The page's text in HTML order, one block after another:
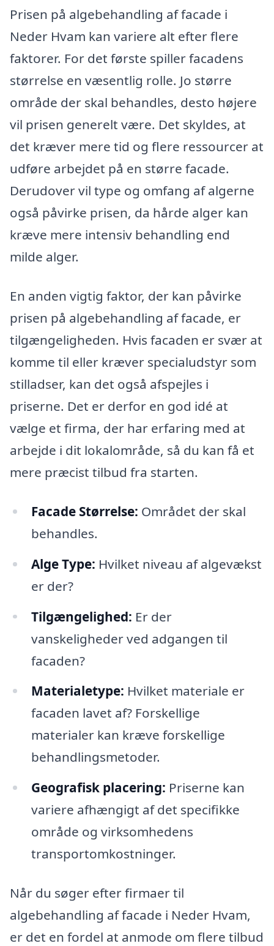
Prisen på algebehandling af facade i
Neder Hvam kan variere alt efter flere
faktorer. For det første spiller facadens
størrelse en væsentlig rolle. Jo større
område der skal behandles, desto højere
vil prisen generelt være. Det skyldes, at
det kræver mere tid og flere ressourcer at
udføre arbejdet på en større facade.
Derudover vil type og omfang af algerne
også påvirke prisen, da hårde alger kan
kræve mere intensiv behandling end
milde alger.
En anden vigtig faktor, der kan påvirke
prisen på algebehandling af facade, er
tilgængeligheden. Hvis facaden er svær at
komme til eller kræver specialudstyr som
stilladser, kan det også afspejles i
priserne. Det er derfor en god idé at
vælge et firma, der har erfaring med at
arbejde i dit lokalområde, så du kan få et
mere præcist tilbud fra starten.
Facade Størrelse: Området der skal
behandles.
Alge Type: Hvilket niveau af algevækst
er der?
Tilgængelighed: Er der
vanskeligheder ved adgangen til
facaden?
Materialetype: Hvilket materiale er
facaden lavet af? Forskellige
materialer kan kræve forskellige
behandlingsmetoder.
Geografisk placering: Priserne kan
variere afhængigt af det specifikke
område og virksomhedens
transportomkostninger.
Når du søger efter firmaer til
algebehandling af facade i Neder Hvam,
er det en fordel at anmode om flere tilbud